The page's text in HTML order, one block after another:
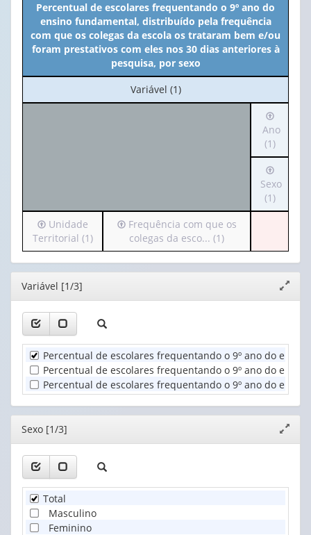
Percentual de escolares frequentando o 9º ano do
ensino fundamental, distribuído pela frequência
com que os colegas da escola os trataram bem e/ou
foram prestativos com eles nos 30 dias anteriores à
pesquisa, por sexo
No
cabeçalho:
Variável (1)
Irá
para
o
(possui
apenas
1
valor):
(1)
Ano
(1)
Irá
para
o
1
valor):
Sexo
Sexo
(1)
Irá
para
o
cabeçalho
(possui
apenas
valor):
Unidade
Territorial
(1)
Unidade
Territorial (1)
Irá
para
o
cabeçalho
Frequência
com
que
os
colegas
da
(1)
Frequência com que os
colegas da esco... (1)
Editor
janela
Variável [1/3]
Percentual de escolares frequentando o 9º ano do
Percentual de escolares frequentando o 9º ano do
Percentual de escolares frequentando o 9º ano do
Editor
janela
Sexo [1/3]
Total
Masculino
Feminino